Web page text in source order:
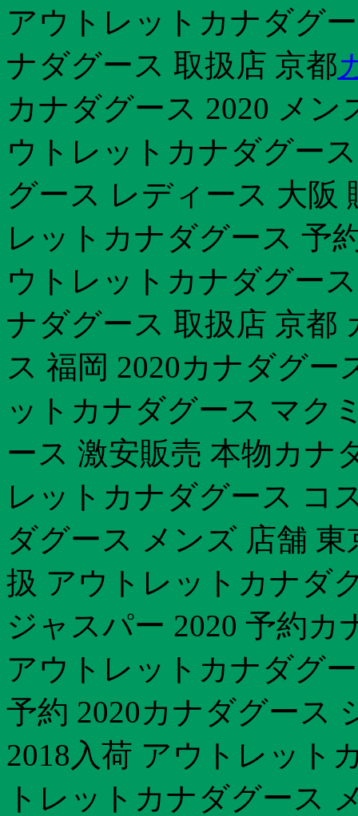
アウトレットカナダグ
ナダグース 取扱店 京都
カナダグース 2020 メ
ウトレットカナダグー
グース レディース 大阪
レットカナダグース 予
ウトレットカナダグー
ナダグース 取扱店 京都
ス 福岡 2020カナダグ
ットカナダグース マク
ース 激安販売 本物カナ
レットカナダグース コ
ダグース メンズ 店舗
扱 アウトレットカナダ
ジャスパー 2020 予約
アウトレットカナダグ
予約 2020カナダグース
2018入荷 アウトレット
トレットカナダグース